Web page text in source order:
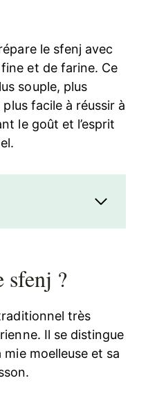
le sfenj avec
et de farine. Ce
souple, plus
facile à réussir à
le goût et l’esprit
sfenj ?
très
Il se distingue
moelleuse et sa